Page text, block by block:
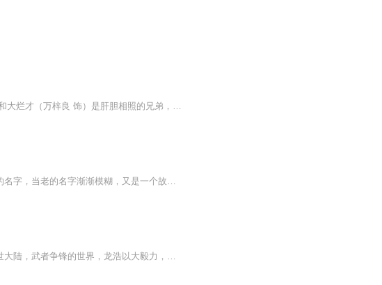
轰天龙虎会的剧情简介 · · · · · · 钟池（谷峰 饰）、烧鸡（刘德华 饰）和大烂才（万梓良 饰）是肝胆相照的兄弟，三人在阿姆斯特丹唐人街里打拼，最终成为了盘踞在此地的最大势力。一次偶然中，歌星燕虹（刘嘉玲 饰）遭到了黑道的伏击，性命危在...
这梦里的江湖，总有人不断地走来，有人不断地离去。当新的名字变成老的名字，当老的名字渐渐模糊，又是一个故事的结束和另一个故事的开始。在不断的相遇和错开中，终于明白：身边的人只能陪着自己走过或近或远的一程，而不能伴自己一生；陪伴一生的是自己...
作品简介：武者，炼体魄，开武脉，夺天地造化，强化己身超出六道！玄世大陆，武者争锋的世界，龙浩以大毅力，在众多杀机之下，步步崛起登临巅峰！虎落平阳，遭族人唾弃，龙浩看透世态炎凉，以大毅力，在众多杀机之下，步步崛起登临巅峰作者：风吹焰，网络...